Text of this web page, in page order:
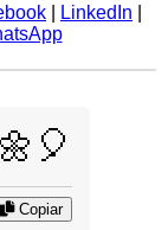
LinkedIn
Copiar